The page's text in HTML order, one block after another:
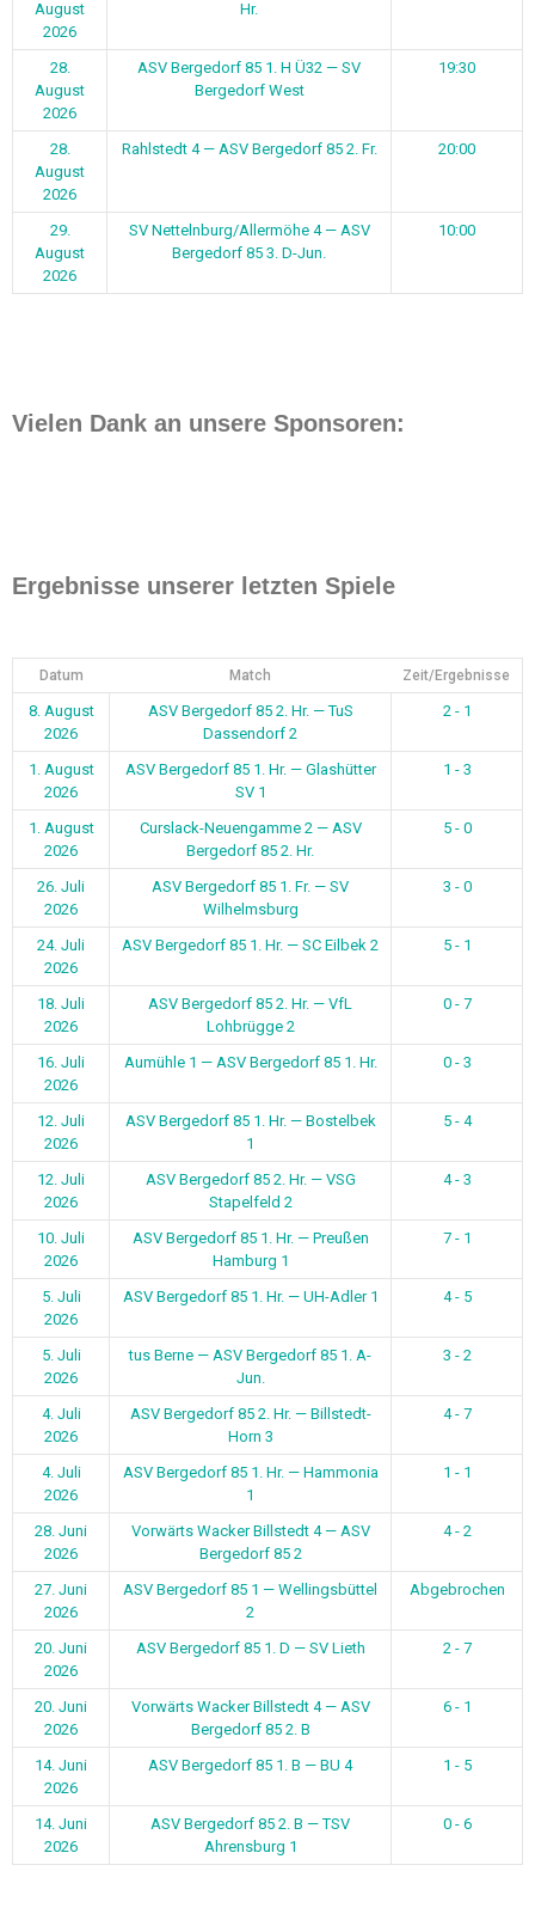
August
2026
Hr.
28.
August
2026
ASV Bergedorf 85 1. H Ü32 — SV
Bergedorf West
19:30
28.
August
2026
Rahlstedt 4 — ASV Bergedorf 85 2. Fr. 20:00
29.
August
2026
SV Nettelnburg/Allermöhe 4 — ASV
Bergedorf 85 3. D-Jun.
10:00
Vielen Dank an unsere Sponsoren:
Ergebnisse unserer letzten Spiele
Datum Match Zeit/Ergebnisse
8. August
2026
ASV Bergedorf 85 2. Hr. — TuS
Dassendorf 2
2 - 1
1. August
2026
ASV Bergedorf 85 1. Hr. — Glashütter
SV 1
1 - 3
1. August
2026
Curslack-Neuengamme 2 — ASV
Bergedorf 85 2. Hr.
5 - 0
26. Juli
2026
ASV Bergedorf 85 1. Fr. — SV
Wilhelmsburg
3 - 0
24. Juli
2026
ASV Bergedorf 85 1. Hr. — SC Eilbek 2 5 - 1
18. Juli
2026
ASV Bergedorf 85 2. Hr. — VfL
Lohbrügge 2
0 - 7
16. Juli
2026
Aumühle 1 — ASV Bergedorf 85 1. Hr. 0 - 3
12. Juli
2026
ASV Bergedorf 85 1. Hr. — Bostelbek
1
5 - 4
12. Juli
2026
ASV Bergedorf 85 2. Hr. — VSG
Stapelfeld 2
4 - 3
10. Juli
2026
ASV Bergedorf 85 1. Hr. — Preußen
Hamburg 1
7 - 1
5. Juli
2026
ASV Bergedorf 85 1. Hr. — UH-Adler 1 4 - 5
5. Juli
2026
tus Berne — ASV Bergedorf 85 1. A-
Jun.
3 - 2
4. Juli
2026
ASV Bergedorf 85 2. Hr. — Billstedt-
Horn 3
4 - 7
4. Juli
2026
ASV Bergedorf 85 1. Hr. — Hammonia
1
1 - 1
28. Juni
2026
Vorwärts Wacker Billstedt 4 — ASV
Bergedorf 85 2
4 - 2
27. Juni
2026
ASV Bergedorf 85 1 — Wellingsbüttel
2
Abgebrochen
20. Juni
2026
ASV Bergedorf 85 1. D — SV Lieth 2 - 7
20. Juni
2026
Vorwärts Wacker Billstedt 4 — ASV
Bergedorf 85 2. B
6 - 1
14. Juni
2026
ASV Bergedorf 85 1. B — BU 4 1 - 5
14. Juni
2026
ASV Bergedorf 85 2. B — TSV
Ahrensburg 1
0 - 6